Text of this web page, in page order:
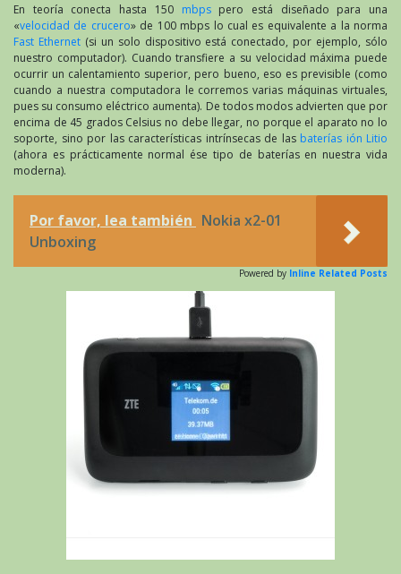
En teoría conecta hasta 150 mbpspero está diseñado para una
«velocidad de crucero» de 100 mbps lo cual es equivalente a la norma
Fast Ethernet(si un solo dispositivo está conectado, por ejemplo, sólo
nuestro computador). Cuando transfiere a su velocidad máxima puede
ocurrir un calentamiento superior, pero bueno, eso es previsible (como
cuando a nuestra computadora le corremos varias máquinas virtuales,
pues su consumo eléctrico aumenta). De todos modos advierten que por
encima de 45 grados Celsius no debe llegar, no porque el aparato no lo
soporte, sino por las características intrínsecas de las baterías ión Litio
(ahora es prácticamente normal ése tipo de baterías en nuestra vida
moderna).
Por favor, lea también Nokia x2-01
Unboxing
Powered by Inline Related Posts